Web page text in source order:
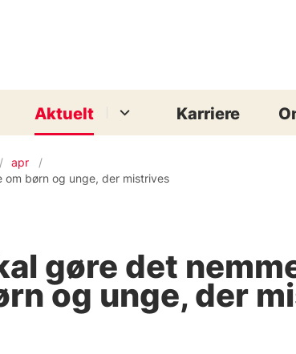
Aktuelt Karriere
apr
børn og unge, der mistrives
gøre det
og unge, der